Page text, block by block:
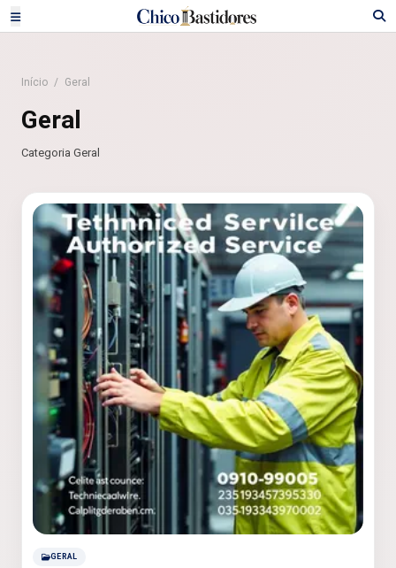
Início / Geral
Geral
Categoria Geral
GERAL